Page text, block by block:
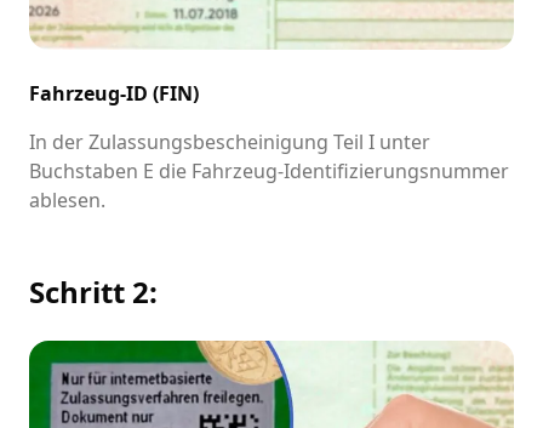
Fahrzeug-ID (FIN)
In der Zulassungsbescheinigung Teil I unter
Buchstaben E die Fahrzeug-Identifizierungsnummer
ablesen.
Schritt 2: